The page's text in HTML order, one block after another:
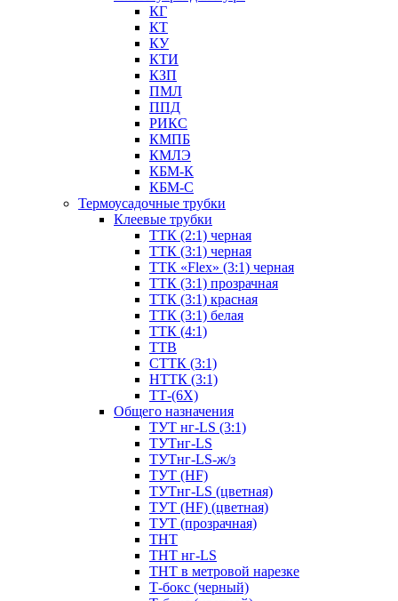
КГ
КТ
КУ
КТИ
КЗП
ПМЛ
ППД
РИКС
КМПБ
КМЛЭ
КБМ-К
КБМ-С
Термоусадочные трубки
Клеевые трубки
ТТК (2:1) черная
ТТК (3:1) черная
ТТК «Flex» (3:1) черная
ТТК (3:1) прозрачная
ТТК (3:1) красная
ТТК (3:1) белая
ТТК (4:1)
ТТВ
СТТК (3:1)
НТТК (3:1)
ТТ-(6Х)
Общего назначения
ТУТ нг-LS (3:1)
ТУТнг-LS
ТУТнг-LS-ж/з
ТУТ (HF)
ТУТнг-LS (цветная)
ТУТ (HF) (цветная)
ТУТ (прозрачная)
ТНТ
ТНТ нг-LS
ТНТ в метровой нарезке
Т-бокс (черный)